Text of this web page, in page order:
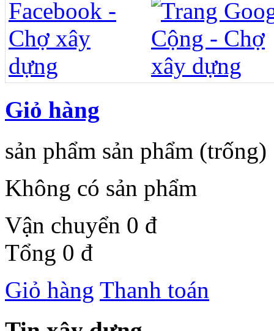
Giỏ hàng
sản phẩm sản phẩm (trống)
Không có sản phẩm
Vận chuyển 0 đ
Tổng 0 đ
Giỏ hàng Thanh toán